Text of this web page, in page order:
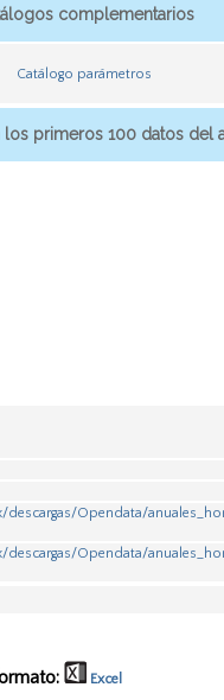
complementarios
Catálogo parámetros
los primeros 100 datos del
Opendata/
Opendata/
Excel